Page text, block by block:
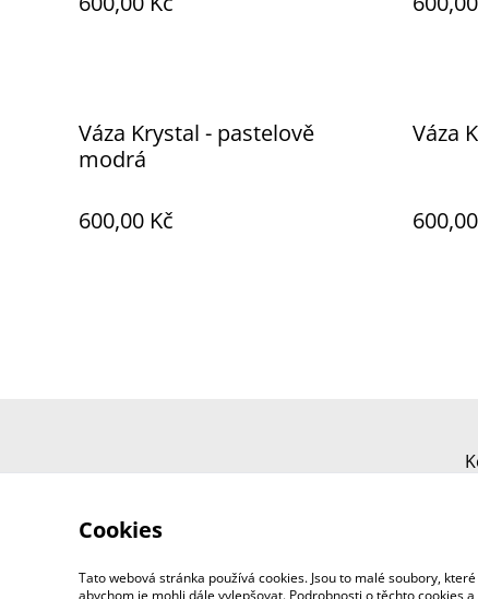
Váza Krystal - pastelově
modrá
600,00 Kč
Váza
Cookies
Tato webová stránka používá cookies. Jsou to malé soubory,
abychom je mohli dále vylepšovat. Podrobnosti o těchto cookies